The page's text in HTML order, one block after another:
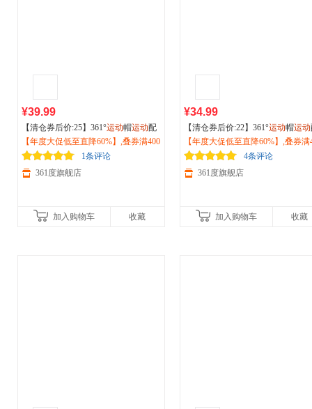
¥39.99
【清仓券后价:25】361°运动帽运动配
件2026春季新款棒球帽配件男女同款
鸭舌帽512542002
【年度大促低至直降60%】,叠券满400
减150/600减230,立即抢购！
1条评论
361度旗舰店
加入购物车 收藏
¥34.99
【清仓券后价:22】361°运动帽运动
件2026春季新款棒球帽防晒遮阳帽
鸭舌帽男612612001
【年度大促低至直降60%】,叠券满
减150/600减230,立即抢购！
4条评论
361度旗舰店
加入购物车 收藏